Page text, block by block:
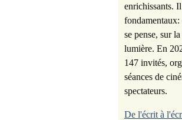
enrichissants.
fondamentaux:
se pense, sur
lumière. En
147 invités,
séances de
spectateurs.
De l'écrit à